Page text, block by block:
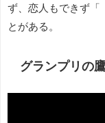
ず、恋人もできず「
とがある。
グランプリの